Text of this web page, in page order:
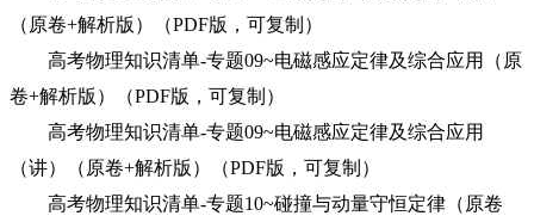
（原卷+解析版）（PDF版，可复制）
高考物理知识清单-专题09~电磁感应定律及综合应用（原
卷+解析版）（PDF版，可复制）
高考物理知识清单-专题09~电磁感应定律及综合应用
（讲）（原卷+解析版）（PDF版，可复制）
高考物理知识清单-专题10~碰撞与动量守恒定律（原卷